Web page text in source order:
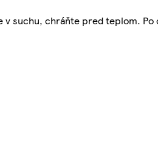
suchu, chráňte pred teplom.